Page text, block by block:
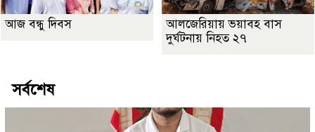
আজ বন্ধু দিবস
আলজেরিয়ায় ভয়াবহ বাস
দুর্ঘটনায় নিহত ২৭
সর্বশেষ